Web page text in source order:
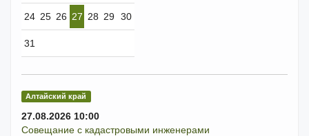
24 25 26 27 28 29 30
31
Алтайский край
27.08.2026 10:00
Совещание с кадастровыми инженерами